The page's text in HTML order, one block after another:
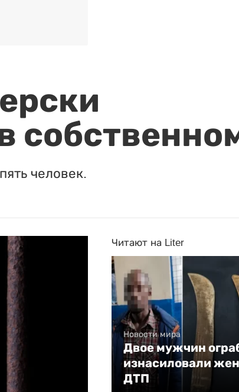
человек.
Читают на Liter
Новости мира
Двое мужчин
изнасиловали
ДТП